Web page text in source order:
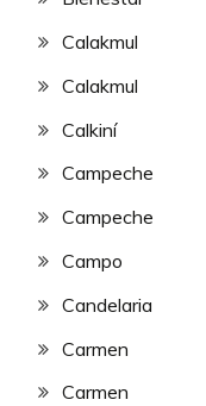
Calakmul
Calakmul
Calkiní
Campeche
Campeche
Campo
Candelaria
Carmen
Carmen